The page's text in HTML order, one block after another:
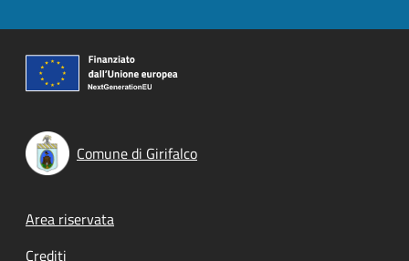
Comune di Girifalco
Footer menu
Area riservata
Crediti